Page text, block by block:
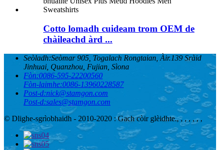
Cotto lomadh cuideam trom OEM de
chàileachd àrd ...
Seòladh:Seòmar 905, Togalach Rongtaian, Àir.139 Sràid
Jinhuai, Quanzhou, Fujian, Sìona
Fòn:0086-595-22200560
Fòn-laimhe:0086-13960228587
Post-d:nick@stamgon.com
Post-d:sales@stamgon.com
© Dlighe-sgrìobhaidh - 2010-2020 : Gach còir glèidhte., , , , , , ,